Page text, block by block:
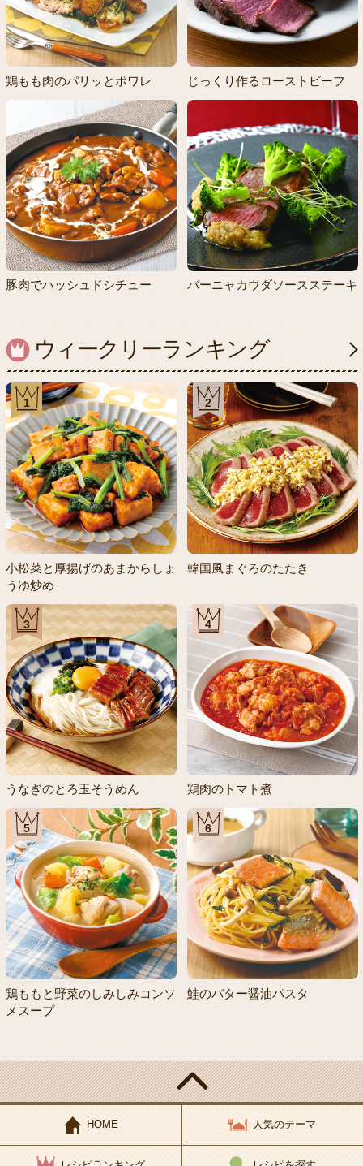
鶏もも肉のパリッとポワレ じっくり作るローストビーフ
豚肉でハッシュドシチュー バーニャカウダソースステーキ
ウィークリーランキング
1
小松菜と厚揚げのあまからしょ
うゆ炒め
2
韓国風まぐろのたたき
3
うなぎのとろ玉そうめん
4
鶏肉のトマト煮
5
鶏ももと野菜のしみしみコンソ
メスープ
6
鮭のバター醤油パスタ
HOME 人気のテーマ